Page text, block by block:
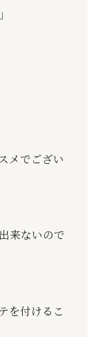
メでござい
来ないので
を付けるこ